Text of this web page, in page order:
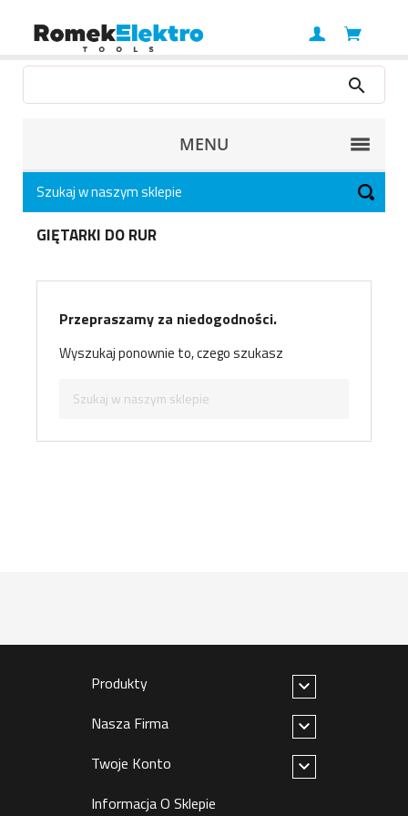
MENU
GIĘTARKI DO RUR
Przepraszamy za niedogodności.
Wyszukaj ponownie to, czego szukasz
Produkty

Nasza Firma

Twoje Konto

Informacja O Sklepie